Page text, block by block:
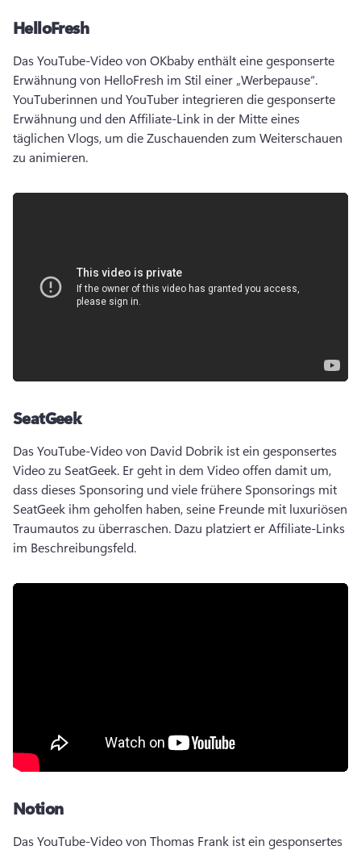
HelloFresh
Das YouTube-Video von OKbaby enthält eine gesponserte
YouTuberinnen und YouTuber integrieren die gesponserte
Erwähnung und den Affiliate-Link in der Mitte eines
täglichen Vlogs, um die Zuschauenden zum Weiterschauen
zu animieren.
SeatGeek
Das YouTube-Video von David Dobrik ist ein gesponsertes
Video zu SeatGeek. Er geht in dem Video offen damit um,
dass dieses Sponsoring und viele frühere Sponsorings mit
SeatGeek ihm geholfen haben, seine Freunde mit luxuriösen
Traumautos zu überraschen. Dazu platziert er Affiliate-Links
im Beschreibungsfeld.
Notion
Das YouTube-Video von Thomas Frank ist ein gesponsertes